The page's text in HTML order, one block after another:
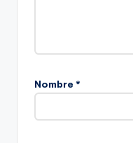
Nombre *